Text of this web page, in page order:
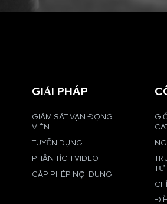
GIẢI PHÁP
GIÁM SÁT VẬN ĐỘNG
VIÊN
TUYỂN DỤNG
PHÂN TÍCH VIDEO
CẤP PHÉP NỘI DUNG
TƯ